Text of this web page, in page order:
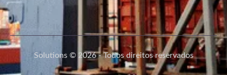
Solutions © 2026 - Todos direitos reservados